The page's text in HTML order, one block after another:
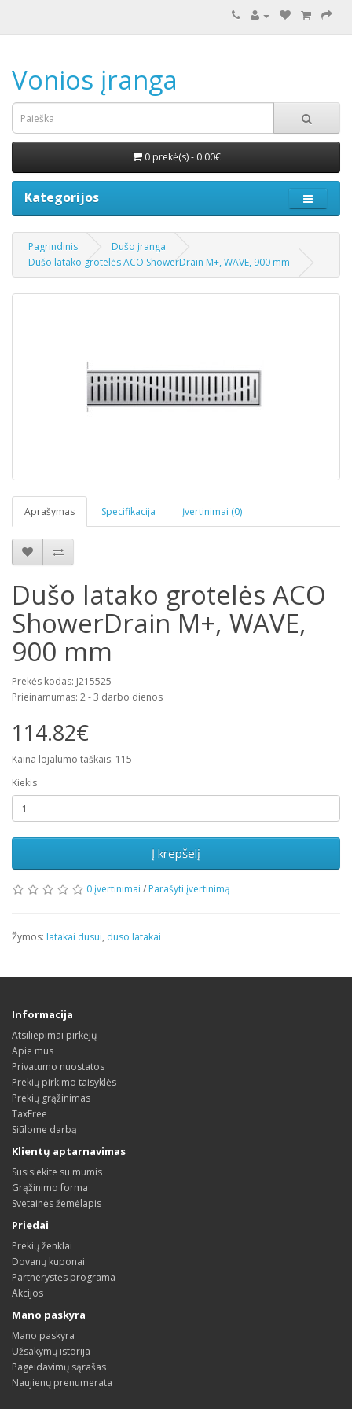
Vonios įranga
0 prekė(s) - 0.00€
Kategorijos
Pagrindinis
Dušo įranga
Dušo latako grotelės ACO ShowerDrain M+, WAVE, 900 mm
Aprašymas Specifikacija Įvertinimai (0)
Dušo latako grotelės ACO
ShowerDrain M+, WAVE,
900 mm
Prekės kodas: J215525
Prieinamumas: 2 - 3 darbo dienos
114.82€
Kaina lojalumo taškais: 115
Kiekis
Į krepšelį
0 įvertinimai / Parašyti įvertinimą
Žymos: latakai dusui, duso latakai
Informacija
Atsiliepimai pirkėjų
Apie mus
Privatumo nuostatos
Prekių pirkimo taisyklės
Prekių grąžinimas
TaxFree
Siūlome darbą
Klientų aptarnavimas
Susisiekite su mumis
Grąžinimo forma
Svetainės žemėlapis
Priedai
Prekių ženklai
Dovanų kuponai
Partnerystės programa
Akcijos
Mano paskyra
Mano paskyra
Užsakymų istorija
Pageidavimų sąrašas
Naujienų prenumerata